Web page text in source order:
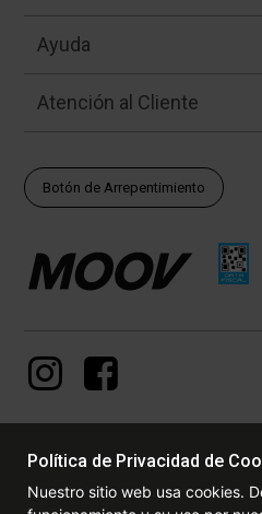
Ayuda
Atención al Cliente
Botón de Arrepentimiento
DERECHOS RESERVADOS. Las
Política de Privacidad de
Nuestro sitio web usa cookies.